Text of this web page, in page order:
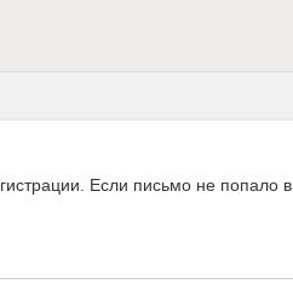
Если письмо не попало в